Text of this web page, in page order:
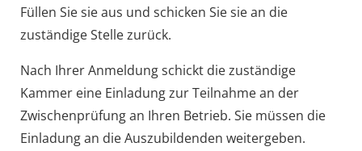
Füllen Sie sie aus und schicken Sie sie an die
zuständige Stelle zurück.
Nach Ihrer Anmeldung schickt die zuständige
Kammer eine Einladung zur Teilnahme an der
Zwischenprüfung an Ihren Betrieb. Sie müssen die
Einladung an die Auszubildenden weitergeben.